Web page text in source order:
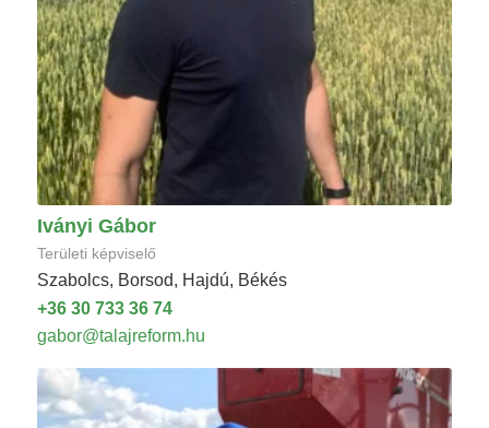
Iványi Gábor
Területi képviselő
Szabolcs, Borsod, Hajdú, Békés
+36 30 733 36 74
gabor@talajreform.hu